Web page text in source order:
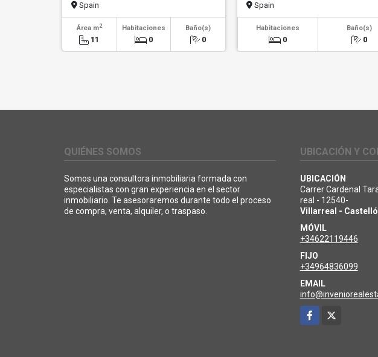
Spain
Área m2
11
Habitaciones
0
Baño(s)
0
Spain
Habitaciones
0
Baño(s)
0
QUIÉNES SOMOS
Somos una consultora inmobiliaria formada con
especialistas con gran experiencia en el sector
inmobiliario. Te asesoraremos durante todo el proceso
de compra, venta, alquiler, o traspaso.
UBICACIÓN Y
UBICACIÓN
Carrer Cardenal
real - 12540-
Villarreal -
MÓVIL
+34622119446
FIJO
+34964836099
EMAIL
Facebook